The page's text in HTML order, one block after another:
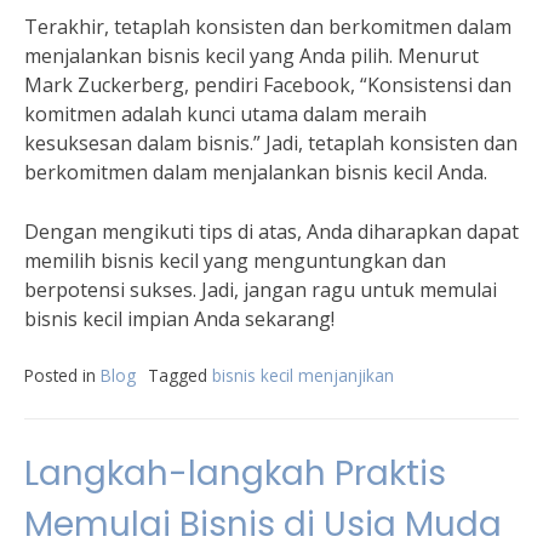
Terakhir, tetaplah konsisten dan berkomitmen dalam
menjalankan bisnis kecil yang Anda pilih. Menurut
Mark Zuckerberg, pendiri Facebook, “Konsistensi dan
komitmen adalah kunci utama dalam meraih
kesuksesan dalam bisnis.” Jadi, tetaplah konsisten dan
berkomitmen dalam menjalankan bisnis kecil Anda.
Dengan mengikuti tips di atas, Anda diharapkan dapat
memilih bisnis kecil yang menguntungkan dan
berpotensi sukses. Jadi, jangan ragu untuk memulai
bisnis kecil impian Anda sekarang!
Posted in Blog Tagged bisnis kecil menjanjikan
Langkah-langkah Praktis
Memulai Bisnis di Usia Muda